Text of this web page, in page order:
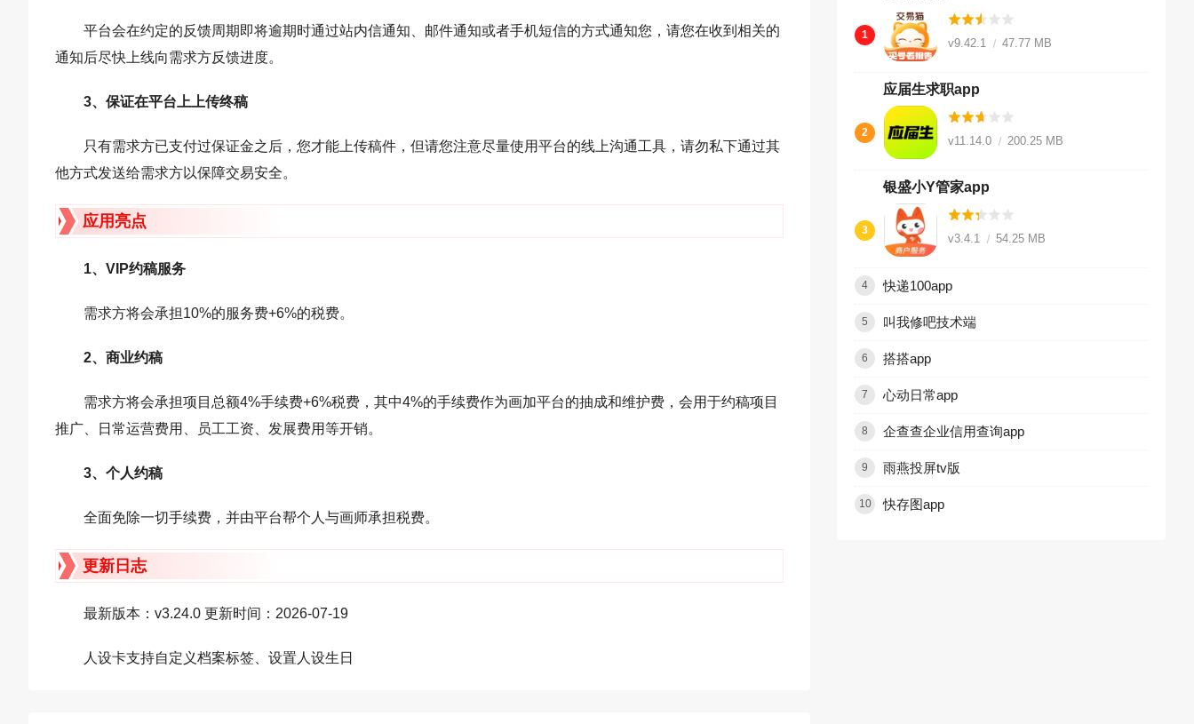
平台会在约定的反馈周期即将逾期时通过站内信通知、邮件通知或者手机短信的方式通知您，请您在收到相关的
通知后尽快上线向需求方反馈进度。
3、保证在平台上上传终稿
只有需求方已支付过保证金之后，您才能上传稿件，但请您注意尽量使用平台的线上沟通工具，请勿私下通过其
他方式发送给需求方以保障交易安全。
应用亮点
1、VIP约稿服务
需求方将会承担10%的服务费+6%的税费。
2、商业约稿
需求方将会承担项目总额4%手续费+6%税费，其中4%的手续费作为画加平台的抽成和维护费，会用于约稿项目
推广、日常运营费用、员工工资、发展费用等开销。
3、个人约稿
全面免除一切手续费，并由平台帮个人与画师承担税费。
更新日志
最新版本：v3.24.0 更新时间：2026-07-19
人设卡支持自定义档案标签、设置人设生日
1
v9.42.1 47.77 MB
应届生求职app
2
v11.14.0 200.25 MB
银盛小Y管家app
3
v3.4.1 54.25 MB
快递100app
4
叫我修吧技术端
5
搭搭app
6
心动日常app
7
企查查企业信用查询app
8
雨燕投屏tv版
9
快存图app
10